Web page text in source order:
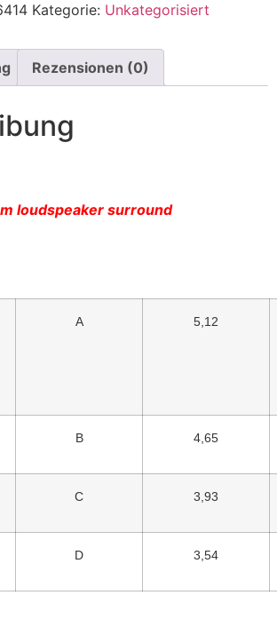
Kategorie: Unkategorisiert
Rezensionen (0)
loudspeaker surround
A 5,12
B 4,65
C 3,93
D 3,54